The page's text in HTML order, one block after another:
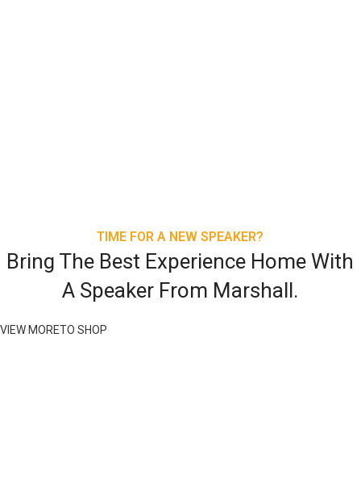
TIME FOR A NEW SPEAKER?
Bring The Best Experience Home With
A Speaker From Marshall.
VIEW MORETO SHOP